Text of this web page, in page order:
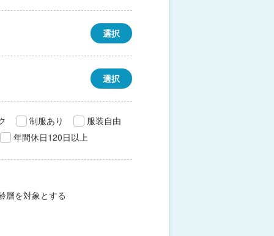
選択
選択
制服あり
服装自由
年間休日120日以上
層を対象とする